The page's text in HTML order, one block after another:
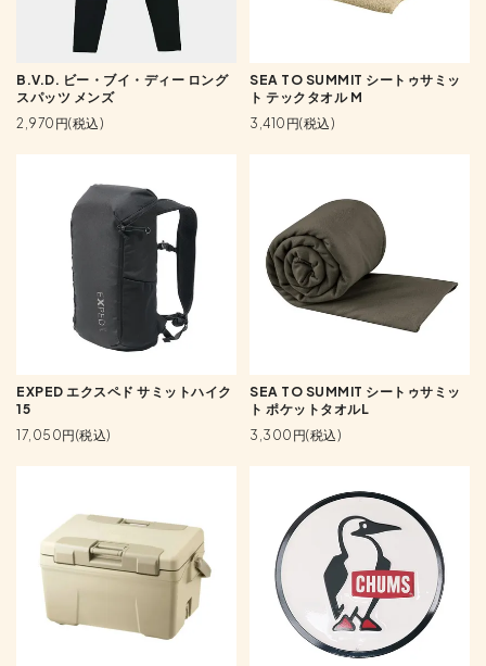
B.V.D. ビー・ブイ・ディー ロング
スパッツ メンズ
2,970円(税込)
SEA TO SUMMIT シートゥサミッ
ト テックタオル M
3,410円(税込)
EXPED エクスペド サミットハイク
15
17,050円(税込)
SEA TO SUMMIT シートゥサミッ
ト ポケットタオルL
3,300円(税込)